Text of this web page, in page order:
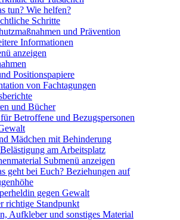
tun? Wie helfen?
Schritte
und Prävention
Informationen
anzeigen
Positionspapiere
von Fachtagungen
und Bücher
Betroffene und Bezugspersonen
Mädchen mit Behinderung
am Arbeitsplatz
Submenü anzeigen
geht bei Euch? Beziehungen auf
gegen Gewalt
richtige Standpunkt
Aufkleber und sonstiges Material